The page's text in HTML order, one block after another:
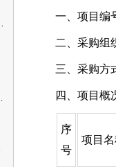
一、项目编
二、采购组
三、采购方
四、项目概
序
号
项目